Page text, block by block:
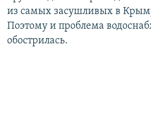
из самых засушливых в
Поэтому и проблема
обострилась.